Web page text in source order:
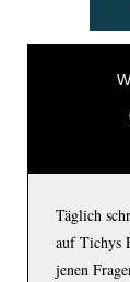
Täglich
auf Tichys
jenen